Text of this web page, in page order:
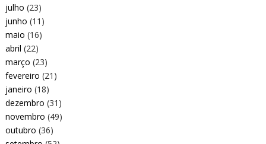
julho (23)
junho (11)
maio (16)
abril (22)
março (23)
fevereiro (21)
janeiro (18)
dezembro (31)
novembro (49)
outubro (36)